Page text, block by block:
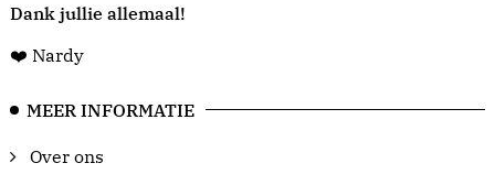
Dank jullie allemaal!
❤️ Nardy
MEER INFORMATIE
Over ons